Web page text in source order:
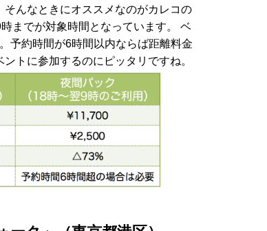
んなときにオススメなのがカレコの
までが対象時間となっています。 ベ
予約時間が6時間以内ならば距離料金
トに参加するのにピッタリですね。